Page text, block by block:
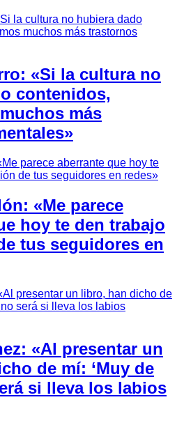
«Si la cultura no
contenidos,
más
«Me parece
hoy te den trabajo
tus seguidores en
«Al presentar un
de mí: ‘Muy de
si lleva los labios